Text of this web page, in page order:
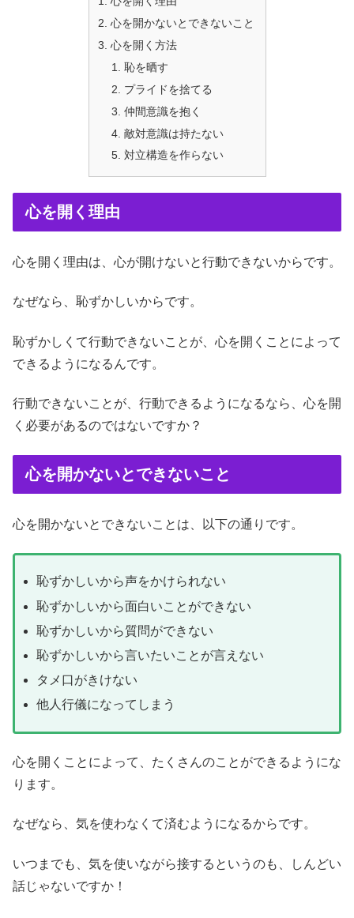
心を開かないとできないこと
心を開く方法
恥を晒す
プライドを捨てる
仲間意識を抱く
敵対意識は持たない
対立構造を作らない
心を開く理由
心を開く理由は、心が開けないと行動できないからです。
なぜなら、恥ずかしいからです。
恥ずかしくて行動できないことが、心を開くことによって
できるようになるんです。
行動できないことが、行動できるようになるなら、心を開
く必要があるのではないですか？
心を開かないとできないこと
心を開かないとできないことは、以下の通りです。
恥ずかしいから声をかけられない
恥ずかしいから面白いことができない
恥ずかしいから質問ができない
恥ずかしいから言いたいことが言えない
タメ口がきけない
他人行儀になってしまう
心を開くことによって、たくさんのことができるようにな
ります。
なぜなら、気を使わなくて済むようになるからです。
いつまでも、気を使いながら接するというのも、しんどい
話じゃないですか！